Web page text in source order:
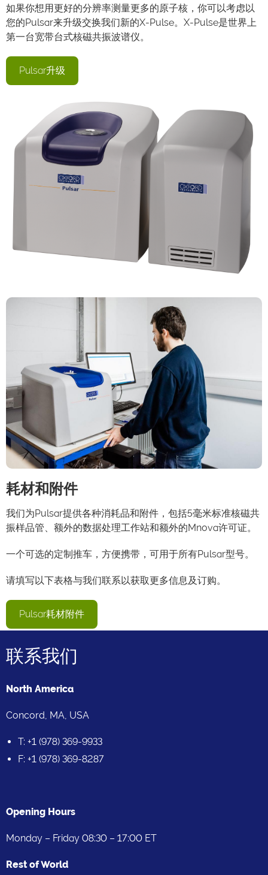
如果你想用更好的分辨率测量更多的原子核，你可以考虑以
您的Pulsar来升级交换我们新的X-Pulse。X-Pulse是世界上
第一台宽带台式核磁共振波谱仪。
Pulsar升级
耗材和附件
我们为Pulsar提供各种消耗品和附件，包括5毫米标准核磁共
振样品管、额外的数据处理工作站和额外的Mnova许可证。
一个可选的定制推车，方便携带，可用于所有Pulsar型号。
请填写以下表格与我们联系以获取更多信息及订购。
Pulsar耗材附件
联系我们
North America
Concord, MA, USA
T: +1 (978) 369-9933
F: +1 (978) 369-8287
Opening Hours
Monday – Friday 08:30 – 17:00 ET
Rest of World